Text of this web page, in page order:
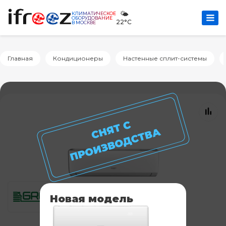
КЛИМАТИЧЕСКОЕ
ОБОРУДОВАНИЕ
В МОСКВЕ
🌤️
22°C
Главная Кондиционеры Настенные сплит-системы
Новая модель